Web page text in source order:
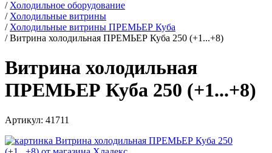
/ Холодильное оборудование
/ Холодильные витрины
/ Холодильные витрины ПРЕМЬЕР Куба
/Витрина холодильная ПРЕМЬЕР Куба 250 (+1...+8)
Витрина холодильная
ПРЕМЬЕР Куба 250 (+1...+8)
Артикул: 41711